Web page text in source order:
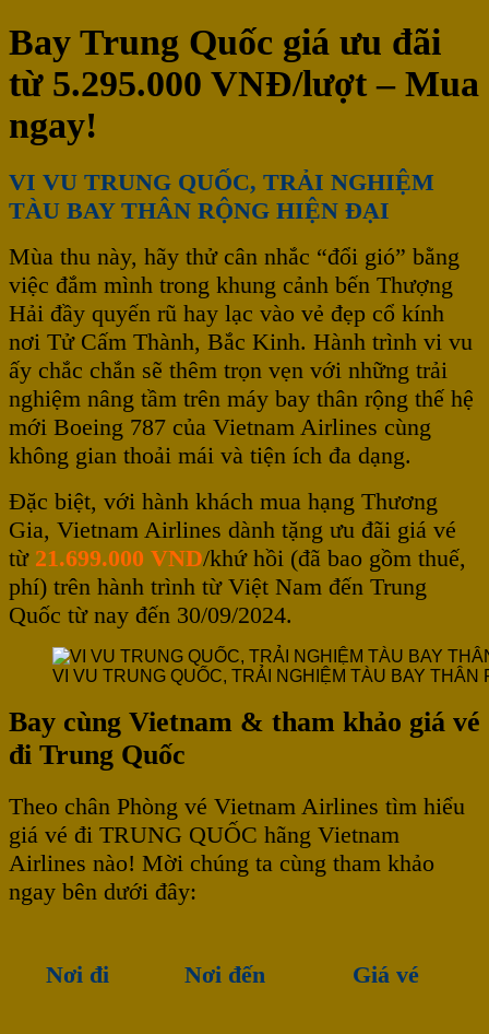
Bay Trung Quốc giá ưu đãi
từ 5.295.000 VNĐ/lượt – Mua
ngay!
VI VU TRUNG QUỐC, TRẢI NGHIỆM
TÀU BAY THÂN RỘNG HIỆN ĐẠI
Mùa thu này, hãy thử cân nhắc “đổi gió” bằng
việc đắm mình trong khung cảnh bến Thượng
Hải đầy quyến rũ hay lạc vào vẻ đẹp cổ kính
nơi Tử Cấm Thành, Bắc Kinh. Hành trình vi vu
ấy chắc chắn sẽ thêm trọn vẹn với những trải
nghiệm nâng tầm trên máy bay thân rộng thế hệ
mới Boeing 787 của Vietnam Airlines cùng
không gian thoải mái và tiện ích đa dạng.
Đặc biệt, với hành khách mua hạng Thương
Gia, Vietnam Airlines dành tặng ưu đãi giá vé
từ 21.699.000 VND/khứ hồi (đã bao gồm thuế,
phí) trên hành trình từ Việt Nam đến Trung
Quốc từ nay đến 30/09/2024.
VI VU TRUNG QUỐC, TRẢI NGHIỆM TÀU BAY THÂN
Bay cùng Vietnam & tham khảo giá vé
đi Trung Quốc
Theo chân Phòng vé Vietnam Airlines tìm hiểu
giá vé đi TRUNG QUỐC hãng Vietnam
Airlines nào! Mời chúng ta cùng tham khảo
ngay bên dưới đây:
Nơi đi Nơi đến Giá vé